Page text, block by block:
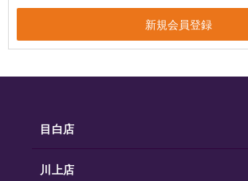
目白店
川上店